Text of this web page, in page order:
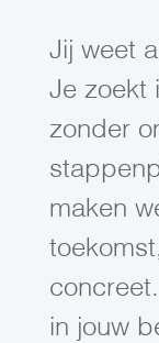
Jij weet
Je zoekt
zonder
maken
in jouw